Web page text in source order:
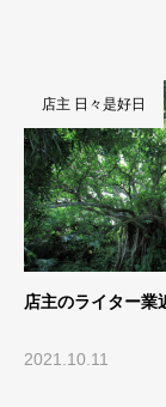
今宵は空を見上げ
2019.09.11
店主 日々是好日